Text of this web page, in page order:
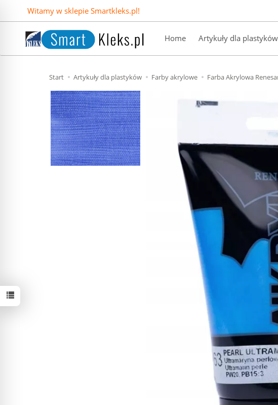
Witamy w sklepie Smartkleks.pl!
Home Artykuły dla plastyków
Start Artykuły dla plastyków Farby akrylowe Farba Akrylowa